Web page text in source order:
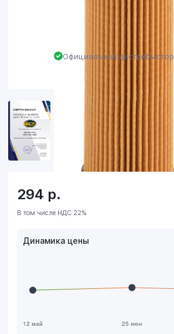
Официальный дистрибьютор
Задать в вопрос в Телеграм
Какое масло заливать
294 р.
В том числе НДС 22%
Динамика цены